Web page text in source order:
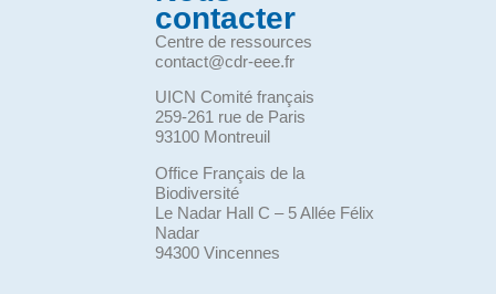
contacter
Centre de ressources
contact@cdr-eee.fr
UICN Comité français
259-261 rue de Paris
93100 Montreuil
Office Français de la
Biodiversité
Le Nadar Hall C – 5 Allée Félix
Nadar
94300 Vincennes